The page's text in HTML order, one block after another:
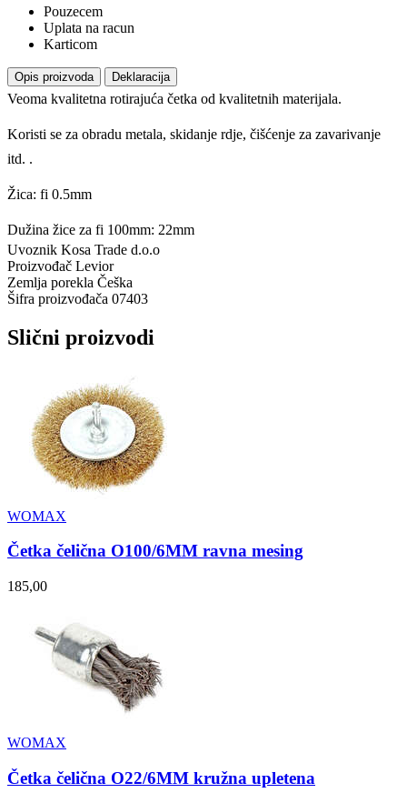
Pouzecem
Uplata na racun
Karticom
Opis proizvoda Deklaracija
Veoma kvalitetna rotirajuća četka od kvalitetnih materijala.
Koristi se za obradu metala, skidanje rdje, čišćenje za zavarivanje
itd. .
Žica: fi 0.5mm
Dužina žice za fi 100mm: 22mm
Uvoznik Kosa Trade d.o.o
Proizvođač Levior
Zemlja porekla Češka
Šifra proizvođača 07403
Slični proizvodi
WOMAX
Četka čelična O100/6MM ravna mesing
185,00
WOMAX
Četka čelična O22/6MM kružna upletena